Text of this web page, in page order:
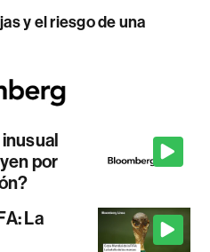
y el riesgo de una
por
La